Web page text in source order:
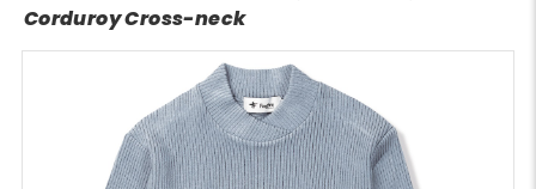
Corduroy Cross-neck